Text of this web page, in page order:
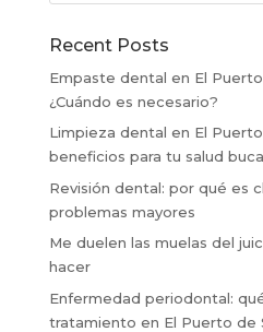
Recent Posts
Empaste dental en El
¿Cuándo es necesario?
Limpieza dental en El
beneficios para tu salud
Revisión dental: por qué es
problemas mayores
Me duelen las muelas del
hacer
Enfermedad periodontal:
tratamiento en El Puerto de